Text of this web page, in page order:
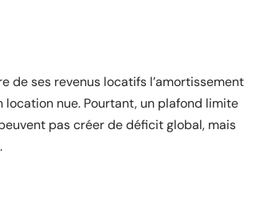
de ses revenus locatifs l’amortissement
location nue. Pourtant, un plafond limite
pas créer de déficit global, mais